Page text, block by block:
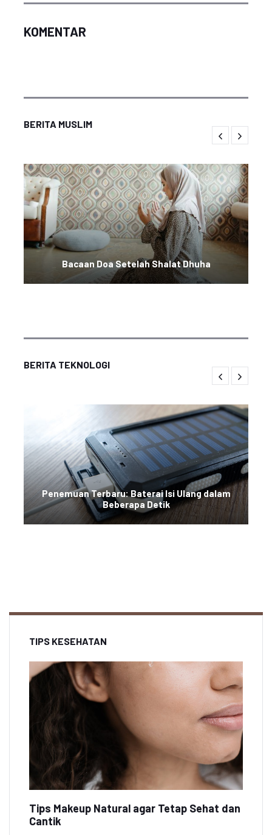
KOMENTAR
BERITA MUSLIM
Bacaan Doa Setelah Shalat Dhuha
BERITA TEKNOLOGI
Penemuan Terbaru: Baterai Isi Ulang dalam
Beberapa Detik
TIPS KESEHATAN
Tips Makeup Natural agar Tetap Sehat dan
Cantik